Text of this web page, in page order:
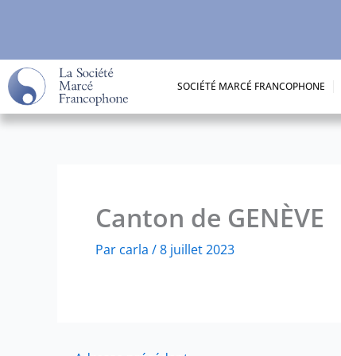
SOCIÉTÉ MARCÉ FRANCOPHONE
Canton de GENÈVE
Par carla /8 juillet 2023